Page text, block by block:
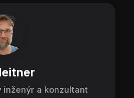
inženýr a konzultant